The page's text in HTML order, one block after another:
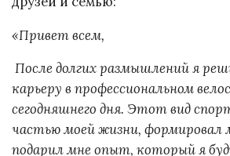
«Привет всем,
После долгих размышлений я
карьеру в профессиональном
сегодняшнего дня. Этот вид
частью моей жизни, формировал
подарил мне опыт, который я